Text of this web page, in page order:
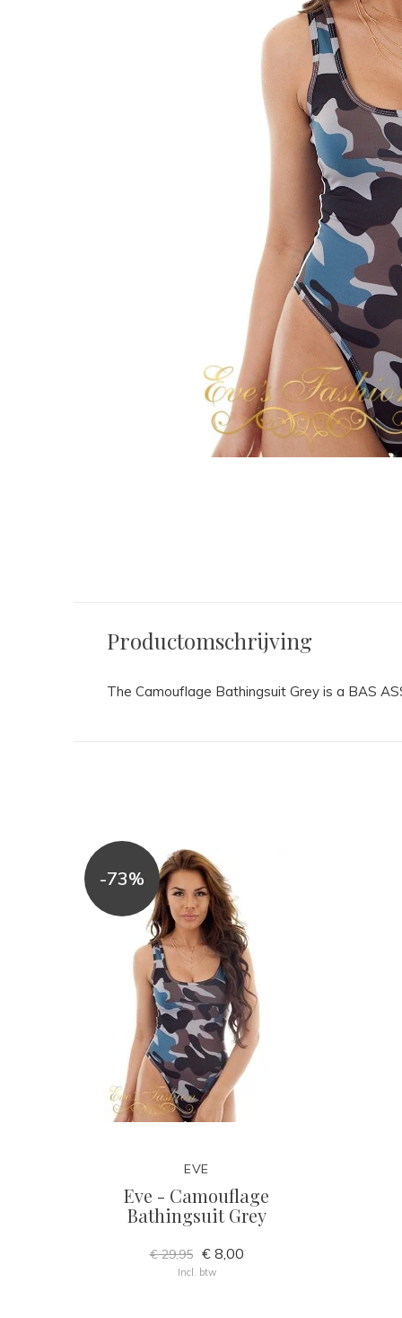
Productomschrijving
The Camouflage Bathingsuit Grey is a BAS
-73%
EVE
Eve - Camouflage
Bathingsuit Grey
€ 29,95 € 8,00
Incl. btw